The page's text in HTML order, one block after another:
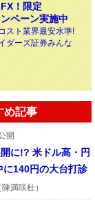
！限定
ペーン実施中
スト業界最安水準!
ダーズ証券みんな
め記事
開
に!? 米ドル高・円
140円の大台打診
陳満咲杜）